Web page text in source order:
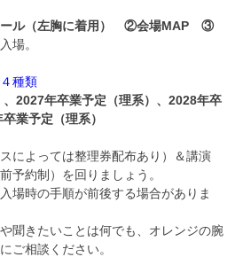
ール（左胸に着用） ②会場MAP ③
場。
種類
2027年卒業予定（理系）、2028年卒
業予定（理系）
によっては整理券配布あり）＆講演
予約制）を回りましょう。
場時の手順が前後する場合がありま
聞きたいことは何でも、オレンジの腕
ご相談ください。